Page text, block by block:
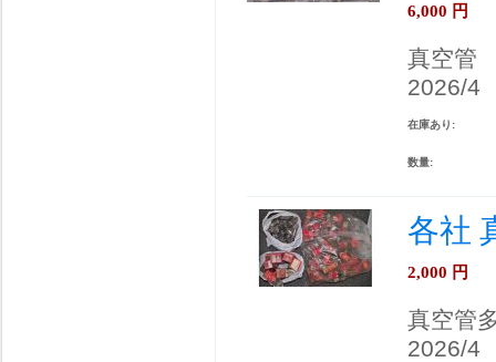
6,000 円
真空管
2026/4
在庫あり:
数量:
各社
2,000 円
真空管
2026/4